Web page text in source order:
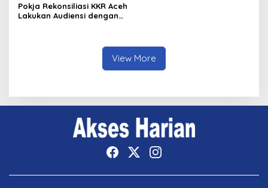
Pokja Rekonsiliasi KKR Aceh
Lakukan Audiensi dengan
View More